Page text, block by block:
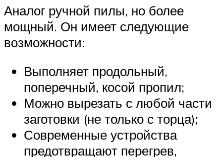
Аналог ручной пилы, но более
мощный. Он имеет следующие
возможности:
Выполняет продольный,
поперечный, косой пропил;
Можно вырезать с любой части
заготовки (не только с торца);
Современные устройства
предотвращают перегрев,